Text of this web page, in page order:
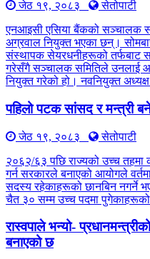
जेठ १९, २०८३
सेतोपाटी
एनआइसी एसिया बैंकको सञ्चालक
अग्रवाल नियुक्त भएका छन्।
संस्थापक सेयरधनीहरूको तर्फबाट
गरेसँगै सञ्चालक समितिले उनलाई
नियुक्त गरेको हो। नवनियुक्त
पहिलो पटक सांसद र मन्त्री
जेठ १९, २०८३
सेतोपाटी
२०६२/६३ पछि राज्यको उच्च तहमा
गर्न सरकारले बनाएको आयोगले
सदस्य रहेकाहरूको छानबिन नगर्ने
चैत ३० सम्म उच्च पदमा पुगेकाहरूको
रास्वपाले भन्यो-
बनाएको छ